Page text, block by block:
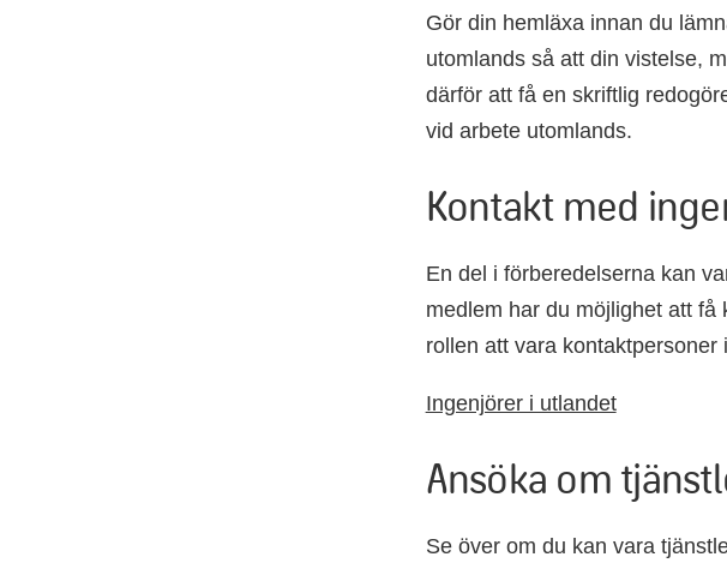
Gör din hemläxa innan du
utomlands så att din vistelse,
därför att få en skriftlig
vid arbete utomlands.
Kontakt med
En del i förberedelserna kan
medlem har du möjlighet att
rollen att vara kontaktpersoner
Ingenjörer i utlandet
Ansöka om
Se över om du kan vara